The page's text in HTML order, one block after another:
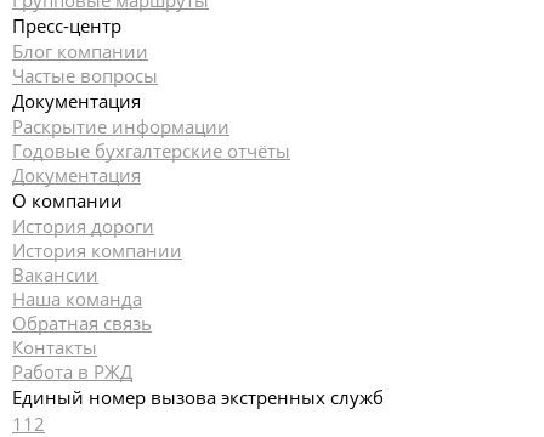
Пресс-центр
Блог компании
Частые вопросы
Документация
Раскрытие информации
Годовые бухгалтерские отчёты
Документация
О компании
История дороги
История компании
Вакансии
Наша команда
Обратная связь
Контакты
Работа в РЖД
Единый номер вызова экстренных служб
112